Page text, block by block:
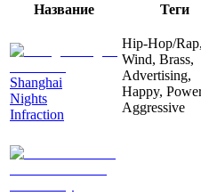
Название Теги
Shanghai
Nights
Infraction
Hip-Hop/Rap,
Wind, Brass,
Advertising,
Happy,
Aggressive